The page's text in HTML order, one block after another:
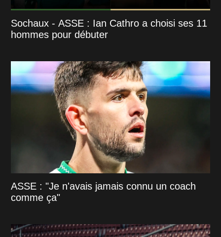
Sochaux - ASSE : Ian Cathro a choisi ses 11
hommes pour débuter
ASSE : "Je n'avais jamais connu un coach
comme ça"